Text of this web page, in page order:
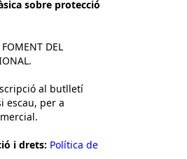
sobre protecció
FOMENT DEL
al butlletí
escau, per a
i drets: Política de